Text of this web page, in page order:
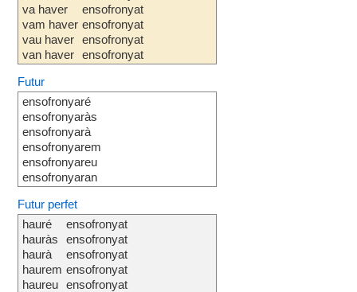
va haver
vam haver
vau haver
van haver
ensofronyat
ensofronyat
ensofronyat
ensofronyat
Futur
ensofronyaré
ensofronyaràs
ensofronyarà
ensofronyarem
ensofronyareu
ensofronyaran
Futur perfet
hauré
hauràs
haurà
haurem
haureu
ensofronyat
ensofronyat
ensofronyat
ensofronyat
ensofronyat